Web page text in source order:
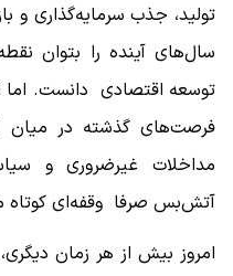
تولید، جذب سرمایه‌گذاری و
سال‌های آینده را بتوان
توسعه اقتصادی دانست. اما
فرصت‌های گذشته در میان
مداخلات غیرضروری و
آتش‌بس صرفا وقفه‌ای کوتاه
امروز بیش از هر زمان